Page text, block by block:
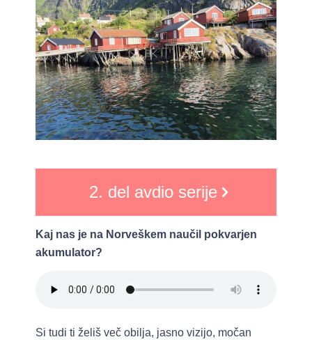
2. del avdio serije
Kaj nas je na Norveškem naučil pokvarjen
akumulator?
Si tudi ti želiš več obilja, jasno vizijo, močan